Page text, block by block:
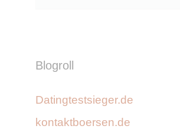
Blogroll
Datingtestsieger.de
kontaktboersen.de